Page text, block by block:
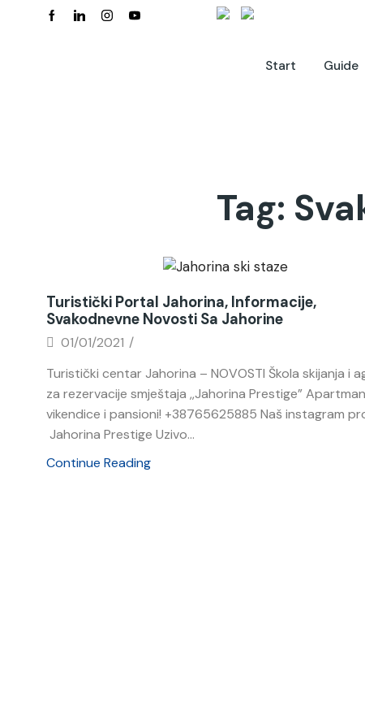
Start Guide
Tag:
Turistički Portal Jahorina, Informacije,
Svakodnevne Novosti Sa Jahorine
01/01/2021 /
Turistički centar Jahorina – NOVOSTI Škola skijanja i
za rezervacije smještaja ,,Jahorina Prestige”
vikendice i pansioni! +38765625885 Naš instagram
Jahorina Prestige Uzivo...
Continue Reading